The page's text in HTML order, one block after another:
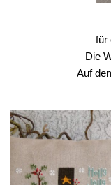
für
Die
Auf